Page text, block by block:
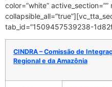
color=”white” active_section=””
tab_id=”1509457539238-
CINDRA – Comissão de
Regional e da Amazônia